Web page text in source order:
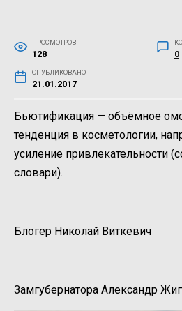
ПРОСМОТРОВ
128 0
ОПУБЛИКОВАНО
21.01.2017
Бьютификация — объёмное
тенденция в косметологии,
усиление привлекательности
словари).
Блогер Николай Виткевич
Замгубернатора Александр